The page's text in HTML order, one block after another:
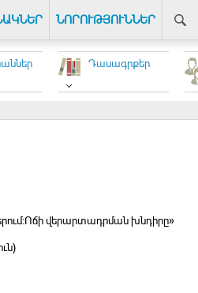
ՆՈՐՈՒԹՅՈՒՆՆԵՐ
Դասագրքեր
վերարտադրման խնդիրը»